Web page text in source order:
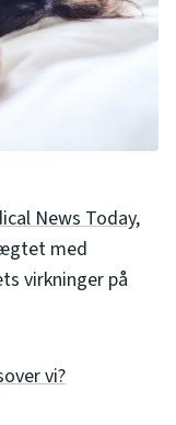
News Today,
med
virkninger på
vi?